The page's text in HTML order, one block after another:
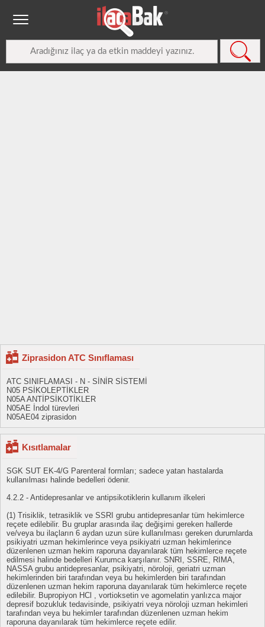
Ziprasidon ATC Sınıflaması
ATC SINIFLAMASI - N - SİNİR SİSTEMİ
N05 PSİKOLEPTİKLER
N05A ANTİPSİKOTİKLER
N05AE İndol türevleri
N05AE04 ziprasidon
Kısıtlamalar
SGK SUT EK-4/G Parenteral formları; sadece yatan hastalarda
kullanılması halinde bedelleri ödenir.
4.2.2 - Antidepresanlar ve antipsikotiklerin kullanım ilkeleri
(1) Trisiklik, tetrasiklik ve SSRI grubu antidepresanlar tüm hekimlerce
reçete edilebilir. Bu gruplar arasında ilaç değişimi gereken hallerde
ve/veya bu ilaçların 6 aydan uzun süre kullanılması gereken durumlarda
psikiyatri uzman hekimlerince veya psikiyatri uzman hekimlerince
düzenlenen uzman hekim raporuna dayanılarak tüm hekimlerce reçete
edilmesi halinde bedelleri Kurumca karşılanır. SNRI, SSRE, RIMA,
NASSA grubu antidepresanlar, psikiyatri, nöroloji, geriatri uzman
hekimlerinden biri tarafından veya bu hekimlerden biri tarafından
düzenlenen uzman hekim raporuna dayanılarak tüm hekimlerce reçete
edilebilir. Bupropiyon HCl , vortioksetin ve agomelatin yanlızca major
depresif bozukluk tedavisinde, psikiyatri veya nöroloji uzman hekimleri
tarafından veya bu hekimler tarafından düzenlenen uzman hekim
raporuna dayanılarak tüm hekimlerce reçete edilir.